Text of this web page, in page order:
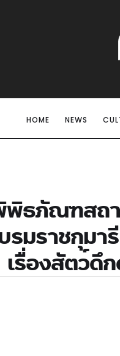
HOME NEWS
ธภัณฑสถา
รมราชกุมา
เรื่องสัตว์ดึ